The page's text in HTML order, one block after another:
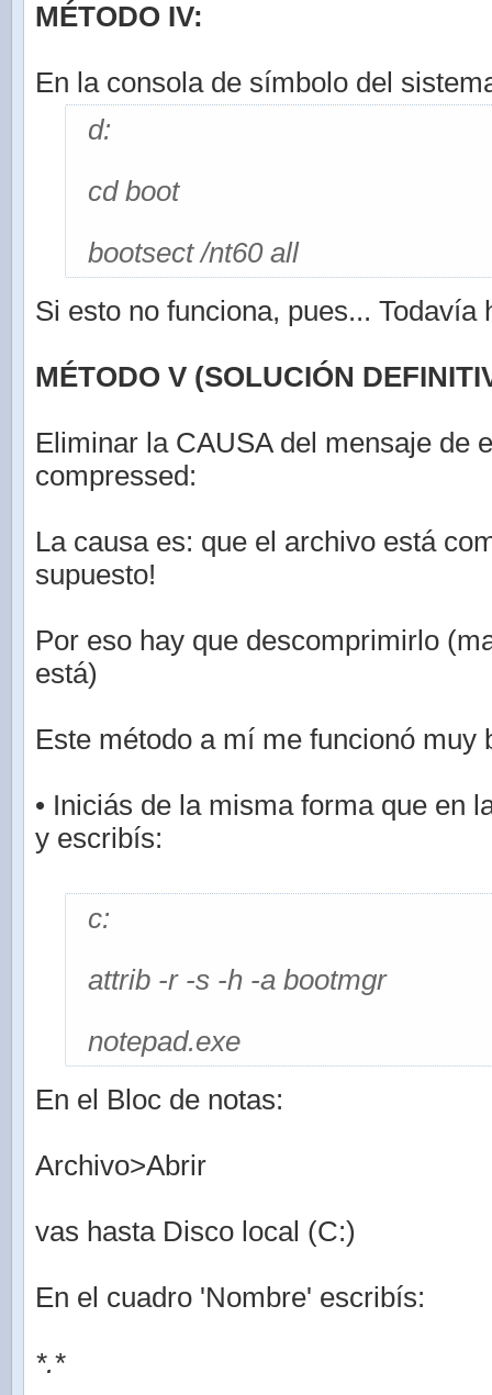
MÉTODO IV:
En la consola de símbolo del
d:
cd boot
bootsect /nt60 all
Si esto no funciona, pues... Todavía
MÉTODO V (SOLUCIÓN
Eliminar la CAUSA del mensaje de
compressed:
La causa es: que el archivo está
supuesto!
Por eso hay que descomprimirlo
está)
Este método a mí me funcionó muy
• Iniciás de la misma forma que en
y escribís:
c:
attrib -r -s -h -a bootmgr
notepad.exe
En el Bloc de notas:
Archivo>Abrir
vas hasta Disco local (C:)
En el cuadro 'Nombre' escribís:
*.*